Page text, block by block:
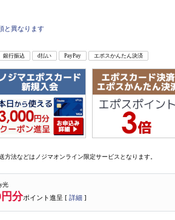
と異なります
銀行振込 d払い PayPay エポスかんたん決済
方法などはノジマオンライン限定サービスとなります。
光
分ポイント進呈 [ 詳細 ]